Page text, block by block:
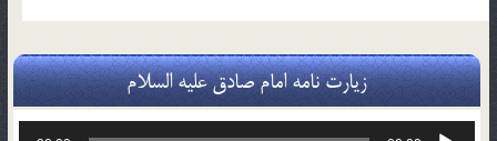
زیارت نامه امام صادق علیه السلام
پخش‌کننده